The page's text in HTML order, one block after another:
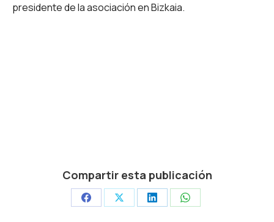
presidente de la asociación en Bizkaia.
Compartir esta publicación
Share Share Share Share